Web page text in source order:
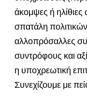
άκομψες ή ηλίθιες
σπατάλη
αλλοπρόσαλλες
συντρόφους και
η υποχρεωτική
Συνεχίζουμε με